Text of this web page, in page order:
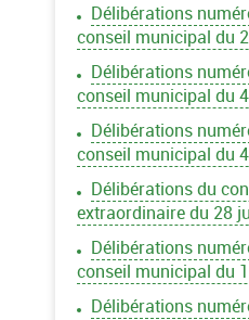
Délibérations
conseil municipal du
Délibérations
conseil municipal du
Délibérations
conseil municipal du
Délibérations du
extraordinaire du 28
Délibérations
conseil municipal du
Délibérations